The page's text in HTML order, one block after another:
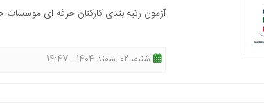
آزمون رتبه بندی کارکنان حرفه ای موسسات
شنبه، 02 اسفند 1404 - 14:47